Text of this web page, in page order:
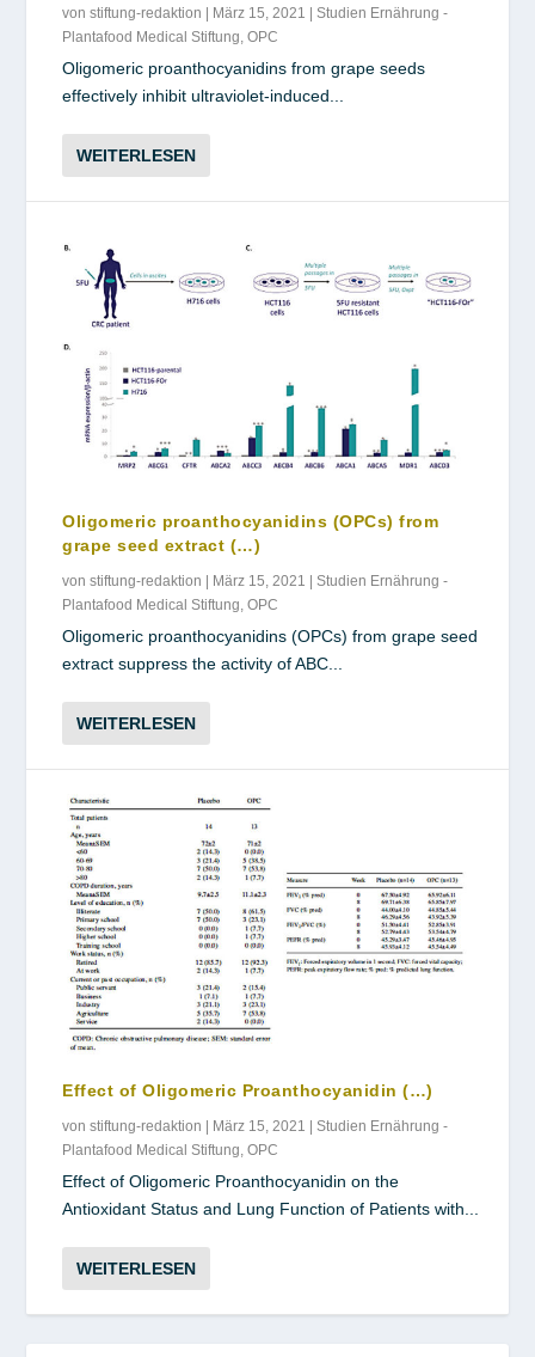
vonstiftung-redaktion | März 15, 2021 |Studien Ernährung -
Plantafood Medical Stiftung ,OPC
Oligomeric proanthocyanidins from grape seeds
effectively inhibit ultraviolet-induced...
WEITERLESEN
Oligomeric proanthocyanidins (OPCs) from
grape seed extract (…)
vonstiftung-redaktion März 15, 2021 |Studien Ernährung -
Plantafood Medical Stiftung,OPC
Oligomeric proanthocyanidins (OPCs) from grape seed
extract suppress the activity of ABC...
WEITERLESEN
Effect of Oligomeric Proanthocyanidin (…)
vonstiftung-redaktion März 15, 2021 |Studien Ernährung -
Plantafood Medical Stiftung,OPC
Effect of Oligomeric Proanthocyanidin on the
Antioxidant Status and Lung Function of Patients with...
WEITERLESEN